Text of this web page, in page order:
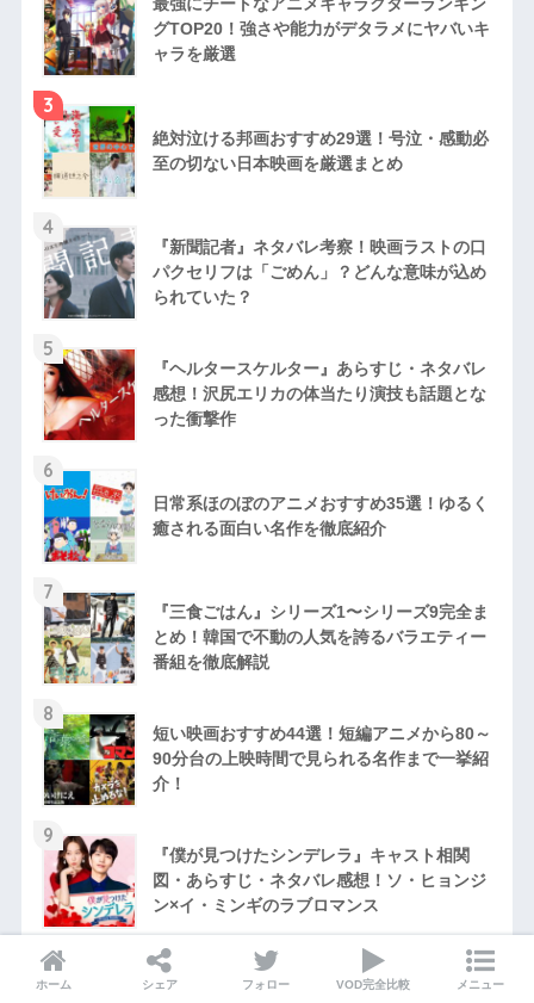
グTOP20！強さや能力がデタラメにヤバいキ
ャラを厳選
3
絶対泣ける邦画おすすめ29選！号泣・感動必
至の切ない日本映画を厳選まとめ
4
『新聞記者』ネタバレ考察！映画ラストの口
パクセリフは「ごめん」？どんな意味が込め
られていた？
5
『ヘルタースケルター』あらすじ・ネタバレ
感想！沢尻エリカの体当たり演技も話題とな
った衝撃作
6
日常系ほのぼのアニメおすすめ35選！ゆるく
癒される面白い名作を徹底紹介
7
『三食ごはん』シリーズ1〜シリーズ9完全ま
とめ！韓国で不動の人気を誇るバラエティー
番組を徹底解説
8
短い映画おすすめ44選！短編アニメから80～
90分台の上映時間で見られる名作まで一挙紹
介！
9
『僕が見つけたシンデレラ』キャスト相関
図・あらすじ・ネタバレ感想！ソ・ヒョンジ
ン×イ・ミンギのラブロマンス
10
『ミッドサマー』のグロさ・エロさをネタバ
ホーム シェア フォロー VOD完全比較 メニュー